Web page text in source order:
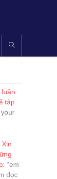
luận
tập
: “em
đọc